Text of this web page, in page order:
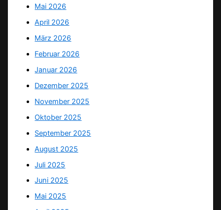
Mai 2026
April 2026
März 2026
Februar 2026
Januar 2026
Dezember 2025
November 2025
Oktober 2025
September 2025
August 2025
Juli 2025
Juni 2025
Mai 2025